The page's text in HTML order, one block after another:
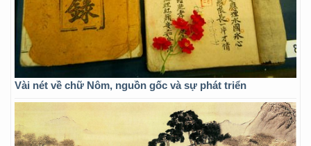
Vài nét về chữ Nôm, nguồn gốc và sự phát triển